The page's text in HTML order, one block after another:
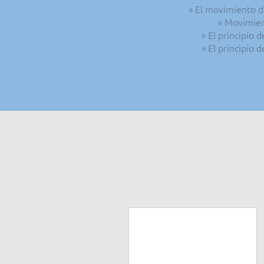
» El movimiento
»
» El principio
» El principio